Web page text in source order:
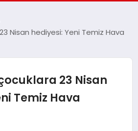
Nisan hediyesi: Yeni Temiz Hava
23 Nisan
Temiz Hava